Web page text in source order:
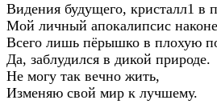
Видения будущего, кристалл1 в
Мой личный апокалипсис
Всего лишь пёрышко в плохую
Да, заблудился в дикой природе.
Не могу так вечно жить,
Изменяю свой мир к лучшему.